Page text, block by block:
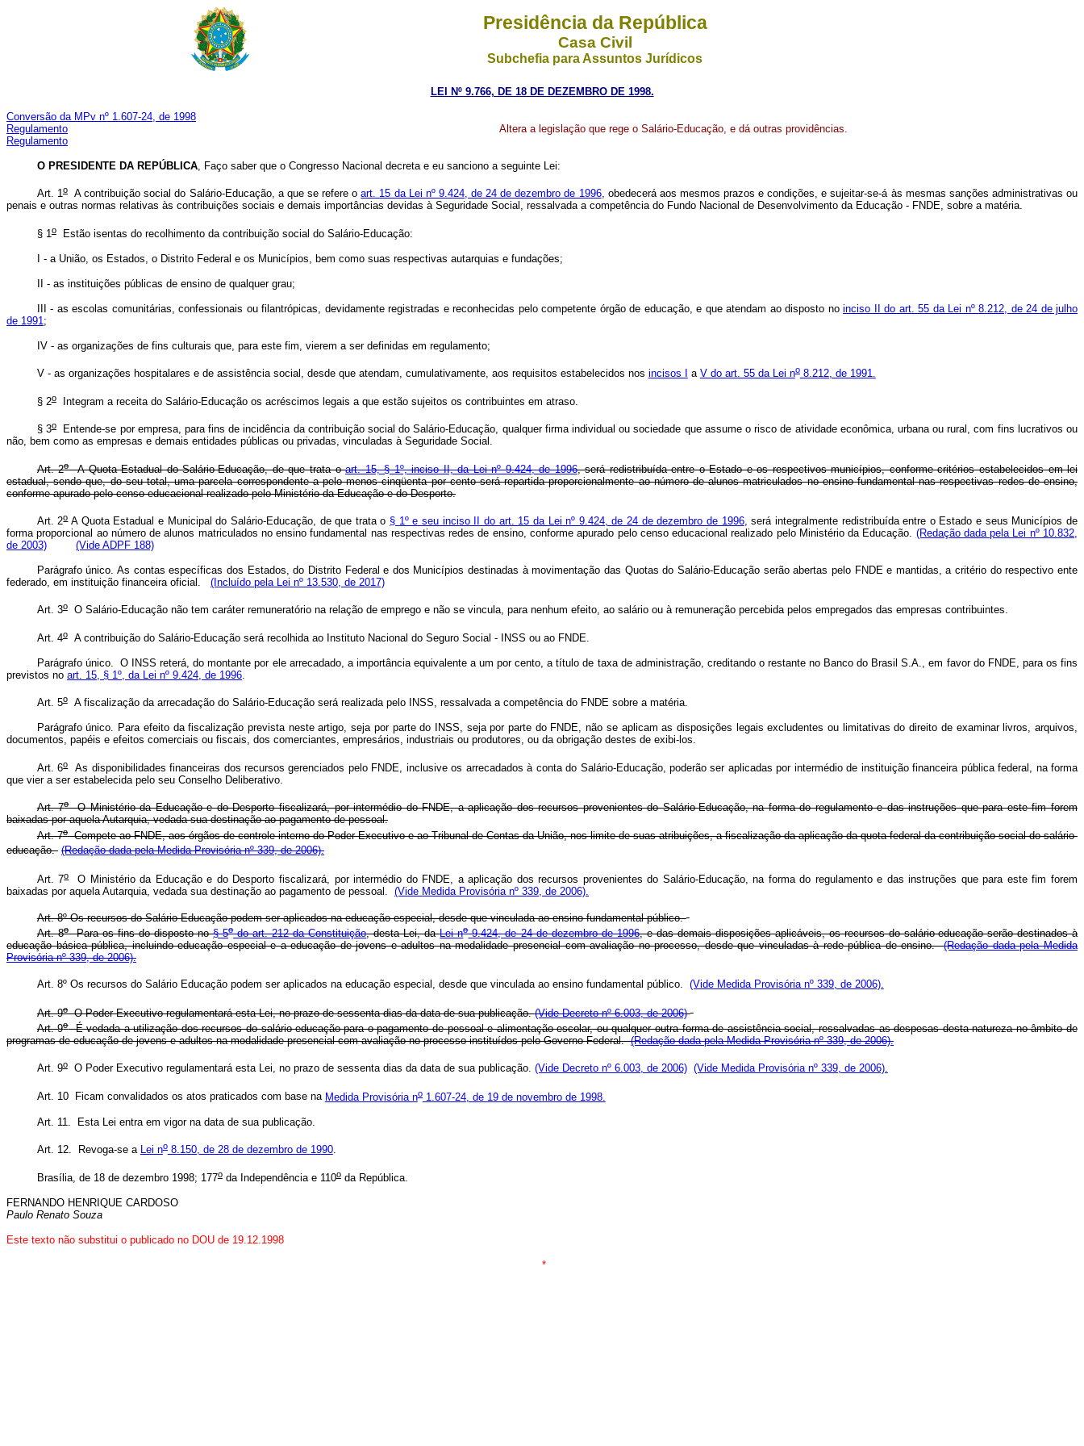
Presidência da República
Casa Civil
Subchefia para Assuntos Jurídicos
LEI Nº 9.766, DE 18 DE DEZEMBRO DE 1998.
Conversão da MPv nº 1.607-24, de 1998
Regulamento
Regulamento
Altera a legislação que rege o Salário-Educação, e dá outras providências.
O PRESIDENTE DA REPÚBLICA, Faço saber que o Congresso Nacional decreta e eu sanciono a seguinte Lei:
Art. 1oA contribuição social do Salário-Educação, a que se refere oart. 15 da Lei nº 9.424, de 24 de dezembro de 1996, obedecerá aos mesmos prazos e condições, e sujeitar-se-á às mesmas sanções administrativas ou
penais e outras normas relativas às contribuições sociais e demais importâncias devidas à Seguridade Social, ressalvada a competência do Fundo Nacional de Desenvolvimento da Educação - FNDE, sobre a matéria.
§ 1oEstão isentas do recolhimento da contribuição social do Salário-Educação:
I - a União, os Estados, o Distrito Federal e os Municípios, bem como suas respectivas autarquias e fundações;
II - as instituições públicas de ensino de qualquer grau;
III - as escolas comunitárias, confessionais ou filantrópicas, devidamente registradas e reconhecidas pelo competente órgão de educação, e que atendam ao disposto noinciso II do art. 55 da Lei nº 8.212, de 24 de julho
de 1991 ;
IV - as organizações de fins culturais que, para este fim, vierem a ser definidas em regulamento;
V - as organizações hospitalares e de assistência social, desde que atendam, cumulativamente, aos requisitos estabelecidos nos incisos I a V do art. 55 da Lei no8.212, de 1991.
§ 2oIntegram a receita do Salário-Educação os acréscimos legais a que estão sujeitos os contribuintes em atraso.
§ 3oEntende-se por empresa, para fins de incidência da contribuição social do Salário-Educação, qualquer firma individual ou sociedade que assume o risco de atividade econômica, urbana ou rural, com fins lucrativos ou
não, bem como as empresas e demais entidades públicas ou privadas, vinculadas à Seguridade Social.
Art. 2oA Quota Estadual do Salário-Educação, de que trata oart. 15, § 1º, inciso II, da Lei nº 9.424, de 1996, será redistribuída entre o Estado e os respectivos municípios, conforme critérios estabelecidos em lei
estadual, sendo que, do seu total, uma parcela correspondente a pelo menos cinqüenta por cento será repartida proporcionalmente ao número de alunos matriculados no ensino fundamental nas respectivas redes de ensino,
conforme apurado pelo censo educacional realizado pelo Ministério da Educação e do Desporto.
Art. 2oA Quota Estadual e Municipal do Salário-Educação, de que trata o § 1º e seu inciso II do art. 15 da Lei nº 9.424, de 24 de dezembro de 1996, será integralmente redistribuída entre o Estado e seus Municípios de
forma proporcional ao número de alunos matriculados no ensino fundamental nas respectivas redes de ensino, conforme apurado pelo censo educacional realizado pelo Ministério da Educação. (Redação dada pela Lei nº 10.832,
de 2003)
(Vide ADPF 188)
Parágrafo único. As contas específicas dos Estados, do Distrito Federal e dos Municípios destinadas à movimentação das Quotas do Salário-Educação serão abertas pelo FNDE e mantidas, a critério do respectivo ente
federado, em instituição financeira oficial. (Incluído pela Lei nº 13.530, de 2017)
Art. 3oO Salário-Educação não tem caráter remuneratório na relação de emprego e não se vincula, para nenhum efeito, ao salário ou à remuneração percebida pelos empregados das empresas contribuintes.
Art. 4oA contribuição do Salário-Educação será recolhida ao Instituto Nacional do Seguro Social - INSS ou ao FNDE.
Parágrafo único. O INSS reterá, do montante por ele arrecadado, a importância equivalente a um por cento, a título de taxa de administração, creditando o restante no Banco do Brasil S.A., em favor do FNDE, para os fins
previstos no art. 15, § 1º, da Lei nº 9.424, de 1996
Art. 5oA fiscalização da arrecadação do Salário-Educação será realizada pelo INSS, ressalvada a competência do FNDE sobre a matéria.
Parágrafo único. Para efeito da fiscalização prevista neste artigo, seja por parte do INSS, seja por parte do FNDE, não se aplicam as disposições legais excludentes ou limitativas do direito de examinar livros, arquivos,
documentos, papéis e efeitos comerciais ou fiscais, dos comerciantes, empresários, industriais ou produtores, ou da obrigação destes de exibi-los.
Art. 6oAs disponibilidades financeiras dos recursos gerenciados pelo FNDE, inclusive os arrecadados à conta do Salário-Educação, poderão ser aplicadas por intermédio de instituição financeira pública federal, na forma
que vier a ser estabelecida pelo seu Conselho Deliberativo.
Art. 7oO Ministério da Educação e do Desporto fiscalizará, por intermédio do FNDE, a aplicação dos recursos provenientes do Salário-Educação, na forma do regulamento e das instruções que para este fim forem
baixadas por aquela Autarquia, vedada sua destinação ao pagamento de pessoal.
Art. 7oCompete ao FNDE, aos órgãos de controle interno do Poder Executivo e ao Tribunal de Contas da União, nos limite de suas atribuições, a fiscalização da aplicação da quota federal da contribuição social do salário-
educação. (Redação dada pela Medida Provisória nº 339, de 2006).
Art. 7oO Ministério da Educação e do Desporto fiscalizará, por intermédio do FNDE, a aplicação dos recursos provenientes do Salário-Educação, na forma do regulamento e das instruções que para este fim forem
baixadas por aquela Autarquia, vedada sua destinação ao pagamento de pessoal. (Vide Medida Provisória nº 339, de 2006).
Art. 8º Os recursos do Salário Educação podem ser aplicados na educação especial, desde que vinculada ao ensino fundamental público.
Art. 8oPara os fins do disposto no§ 5odo art. 212 da Constituição, desta Lei, daLei no9.424, de 24 de dezembro de 1996, e das demais disposições aplicáveis, os recursos do salário-educação serão destinados à
educação básica pública, incluindo educação especial e a educação de jovens e adultos na modalidade presencial com avaliação no processo, desde que vinculadas à rede pública de ensino.(Redação dada pela Medida
Provisória nº 339, de 2006).
Art. 8º Os recursos do Salário Educação podem ser aplicados na educação especial, desde que vinculada ao ensino fundamental público. (Vide Medida Provisória nº 339, de 2006).
Art. 9oO Poder Executivo regulamentará esta Lei, no prazo de sessenta dias da data de sua publicação.(Vide Decreto nº 6.003, de 2006)
Art. 9oÉ vedada a utilização dos recursos do salário-educação para o pagamento de pessoal e alimentação escolar, ou qualquer outra forma de assistência social, ressalvadas as despesas desta natureza no âmbito de
programas de educação de jovens e adultos na modalidade presencial com avaliação no processo instituídos pelo Governo Federal.(Redação dada pela Medida Provisória nº 339, de 2006).
Art. 9oO Poder Executivo regulamentará esta Lei, no prazo de sessenta dias da data de sua publicação. (Vide Decreto nº 6.003, de 2006) (Vide Medida Provisória nº 339, de 2006).
Art. 10 Ficam convalidados os atos praticados com base na Medida Provisória no1.607-24, de 19 de novembro de 1998.
Art. 11. Esta Lei entra em vigor na data de sua publicação.
Art. 12. Revoga-se a Lei no8.150, de 28 de dezembro de 1990.
Brasília, de 18 de dezembro 1998; 177oda Independência e 110oda República.
FERNANDO HENRIQUE CARDOSO
Paulo Renato Souza
Este texto não substitui o publicado no DOU de 19.12.1998
*